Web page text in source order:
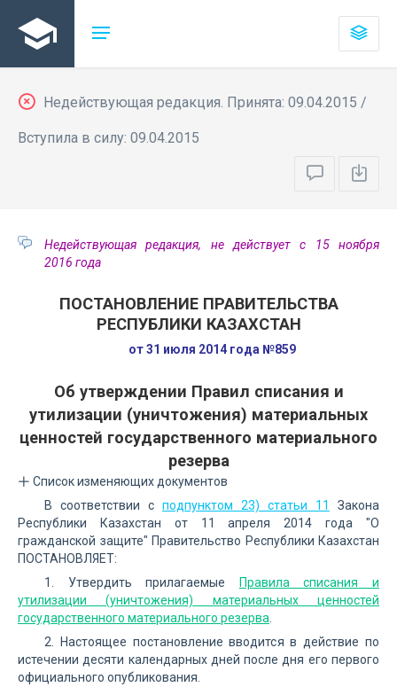
Недействующая редакция. Принята: 09.04.2015 /
Вступила в силу: 09.04.2015
Недействующая редакция, не действует с 15 ноября
2016 года
ПОСТАНОВЛЕНИЕ ПРАВИТЕЛЬСТВА
РЕСПУБЛИКИ КАЗАХСТАН
от 31 июля 2014 года №859
Об утверждении Правил списания и
утилизации (уничтожения) материальных
ценностей государственного материального
резерва
Список изменяющих документов
В соответствии с подпунктом 23) статьи 11
Закона
Республики Казахстан от 11 апреля 2014 года "О
гражданской защите" Правительство Республики Казахстан
ПОСТАНОВЛЯЕТ:
1. Утвердить прилагаемые
Правила списания и
утилизации (уничтожения) материальных ценностей
государственного материального резерва
2. Настоящее постановление вводится в действие по
истечении десяти календарных дней после дня его первого
официального опубликования.